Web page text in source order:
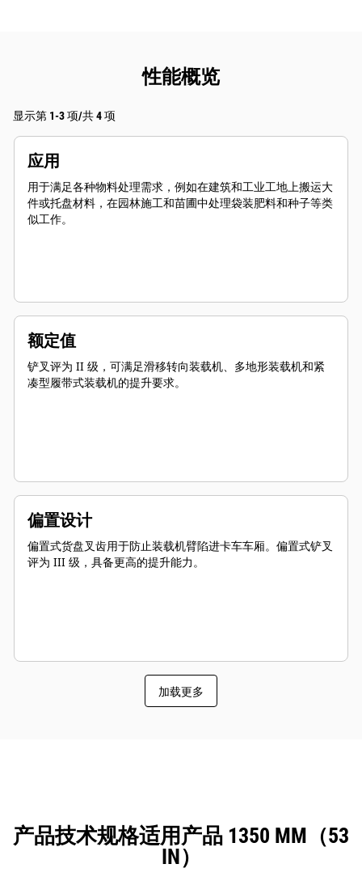
性能概览
显示第 1-3 项/共 4 项
应用
用于满足各种物料处理需求，例如在建筑和工业工地上搬运大
件或托盘材料，在园林施工和苗圃中处理袋装肥料和种子等类
似工作。
额定值
铲叉评为 II 级，可满足滑移转向装载机、多地形装载机和紧
凑型履带式装载机的提升要求。
偏置设计
偏置式货盘叉齿用于防止装载机臂陷进卡车车厢。偏置式铲叉
评为 III 级，具备更高的提升能力。
加载更多
产品技术规格适用产品 1350 MM（53
IN）